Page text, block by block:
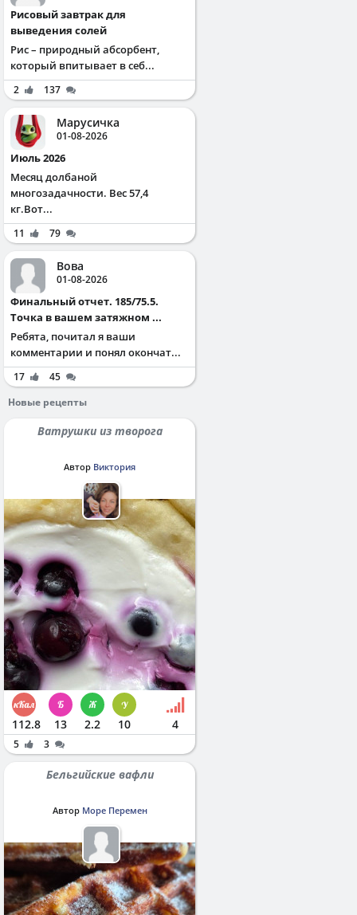
Рисовый завтрак для
выведения солей
Рис – природный абсорбент,
который впитывает в себ...
2 137
Марусичка
01-08-2026
Июль 2026
Месяц долбаной
многозадачности. Вес 57,4
кг.Вот...
11 79
Вова
01-08-2026
Финальный отчет. 185/75.5.
Точка в вашем затяжном ...
Ребята, почитал я ваши
комментарии и понял окончат...
17
45
Новые рецепты
Ватрушки из творога
Автор Виктория
112.8 13 2.2 10 4
5 3
Бельгийские вафли
Автор Море Перемен